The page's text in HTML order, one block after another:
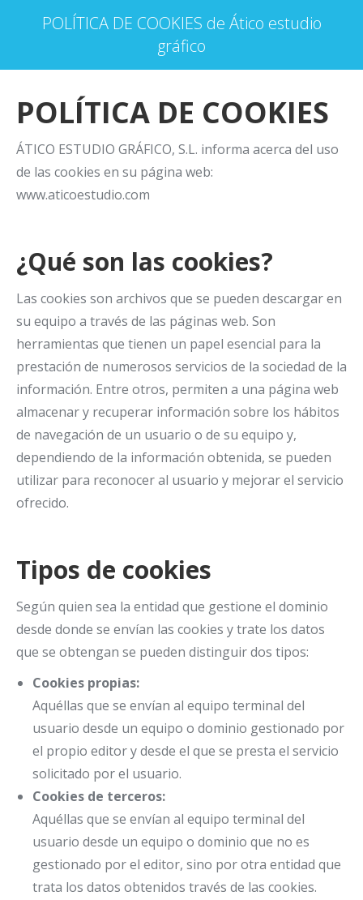
POLÍTICA DE COOKIES de Ático estudio
gráfico
POLÍTICA DE COOKIES
ÁTICO ESTUDIO GRÁFICO, S.L. informa acerca del uso
de las cookies en su página web:
www.aticoestudio.com
¿Qué son las cookies?
Las cookies son archivos que se pueden descargar en
su equipo a través de las páginas web. Son
herramientas que tienen un papel esencial para la
prestación de numerosos servicios de la sociedad de la
información. Entre otros, permiten a una página web
almacenar y recuperar información sobre los hábitos
de navegación de un usuario o de su equipo y,
dependiendo de la información obtenida, se pueden
utilizar para reconocer al usuario y mejorar el servicio
ofrecido.
Tipos de cookies
Según quien sea la entidad que gestione el dominio
desde donde se envían las cookies y trate los datos
que se obtengan se pueden distinguir dos tipos:
Cookies propias:
Aquéllas que se envían al equipo terminal del
usuario desde un equipo o dominio gestionado por
el propio editor y desde el que se presta el servicio
solicitado por el usuario.
Cookies de terceros:
Aquéllas que se envían al equipo terminal del
usuario desde un equipo o dominio que no es
gestionado por el editor, sino por otra entidad que
trata los datos obtenidos través de las cookies.